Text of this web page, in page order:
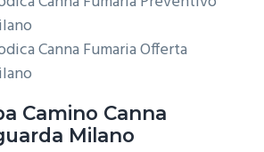
Canna Fumaria Offerta
Camino Canna
Milano